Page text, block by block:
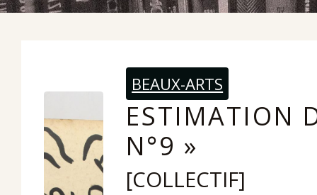
BEAUX-ARTS
ESTIMATION
N°9 »
[COLLECTIF]